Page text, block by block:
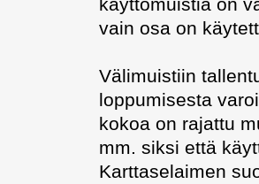
käyttömuistia on
vain osa on
Välimuistiin
loppumisesta
kokoa on rajattu
mm. siksi että
Karttaselaimen